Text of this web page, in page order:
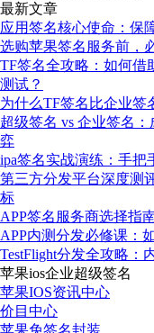
最新文章
应用签名核心使命：保
选购苹果签名服务前，
TF签名全攻略：如何借
测试？
为什么TF签名比企业签
超级签名 vs 企业签名
弈
ipa签名实战演练：手把
第三方分发平台深度测
标
APP签名服务商选择指
APP内测分发必修课：
TestFlight分发全攻略：
苹果ios企业超级签名
苹果IOS资讯中心
价目中心